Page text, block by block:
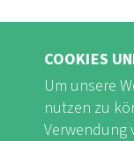
COOKIES
Um unsere
nutzen zu
Verwendung